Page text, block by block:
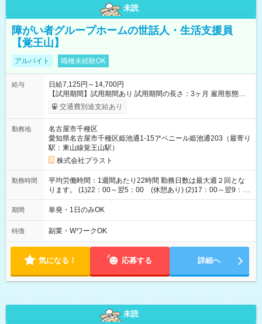
未読
障がい者グループホームの世話人・生活支援員
【覚王山】
アルバイト 職種未経験OK
給与
日給7,125円～14,700円
【試用期間】試用期間あり 試用期間の長さ：3ヶ月 雇用形態、
給与は本採用時と同じです。
交通費別途支給あり
勤務地
名古屋市千種区
愛知県名古屋市千種区姫池通1-15アベニール姫池通203（最寄り
駅：東山線覚王山駅）
株式会社プラスト
勤務時間
平均労働時間：1週間あたり22時間 勤務日数は最大週２回とな
ります。 (1)22：00～翌5：00 (休憩あり) (2)17：00～翌9：
00 (休憩あり) ３６協定提出済 平均労働時間：1週間あたり22
時間 勤務日数は最大週２回となります。 (1)22：00～翌5：00
期間 単発・1日のみOK
特徴 副業・WワークOK
気になる！ 応募する 詳細へ
未読